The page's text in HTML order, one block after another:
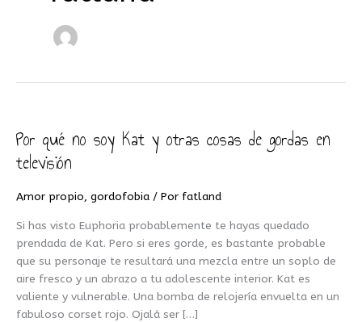
Por qué no soy Kat y otras cosas de gordas en
televisión
Amor propio, gordofobia / Por fatland
Si has visto Euphoria probablemente te hayas quedado
prendada de Kat. Pero si eres gorde, es bastante probable
que su personaje te resultará una mezcla entre un soplo de
aire fresco y un abrazo a tu adolescente interior. Kat es
valiente y vulnerable. Una bomba de relojería envuelta en un
fabuloso corset rojo. Ojalá ser […]
Por
qué
no
Kat
y
otras
cosas
de
gordas
en